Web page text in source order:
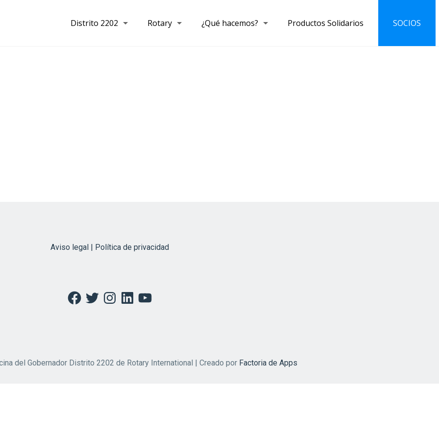
Distrito 2202 Rotary ¿Qué hacemos? Productos Solidarios SOCIOS
Aviso legal | Política de privacidad
Facebook
TwitterInstagramLinkedInYouTube
del Gobernador Distrito 2202 de Rotary International | Creado por Factoria de Apps